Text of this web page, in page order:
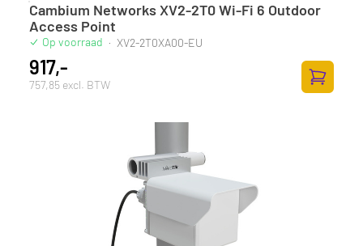
Cambium Networks XV2-2T0 Wi-Fi 6 Outdoor
Access Point
Op voorraad · XV2-2T0XA00-EU
917,-
757,85 excl. BTW
Zum